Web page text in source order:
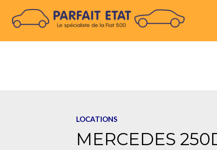
LOCATIONS
MERCEDES